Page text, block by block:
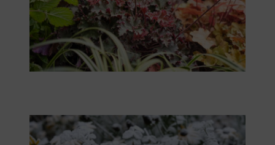
Sonnenhut schmückt die Dachterrasse auch im Winter.